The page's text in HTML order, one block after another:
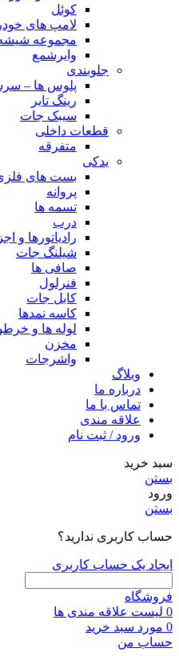
کوئل
لامپ های
مجموعه شیشه
وایرشمع
جلوبندی
پلوس ها –
رینگ تایر
سیبک جات
قطعات داخلی
متفرقه
یدکی
بست های
پروانه
تسمه ها
درب
رادیاتورها و
شیلنگ جات
صافی ها
فنرلول
کابل جات
کاسه نمدها
لوله ها و
مخزن
واشرجات
وبلاگ
درباره ما
تماس با ما
علاقه مندی
ورود / ثبت نام
سبد خرید
بستن
ورود
بستن
حساب کاربری ندارید؟
ایجاد یک حساب کاربری
فروشگاه
0 لیست علاقه مندی ها
0 مورد سبد خرید
حساب من